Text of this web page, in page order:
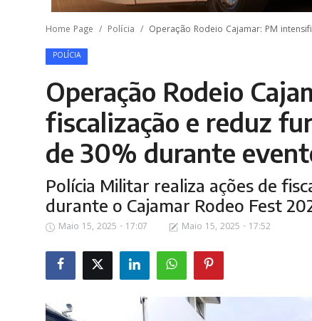
Home Page Polícia Operação Rodeio Cajamar: PM
POLÍCIA
Operação Rodeio
fiscalização e reduz
de 30% durante
Polícia Militar realiza ações de
durante o Cajamar Rodeo Fest
Maio 15, 2025 - 17:07 Maio 15, 2025 - 17:52